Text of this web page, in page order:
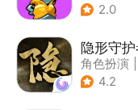
2.0
隐形守
角色扮演
| 端游移植
4.2